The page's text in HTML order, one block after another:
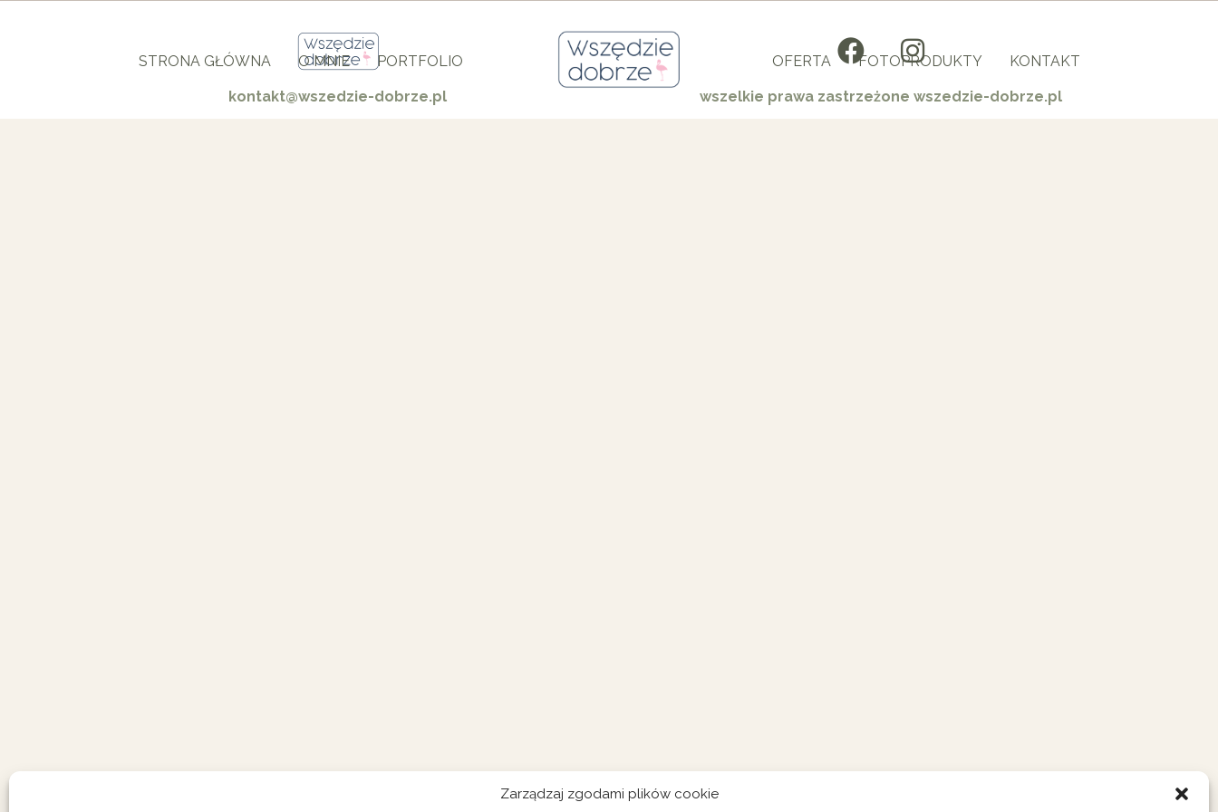
Zarządzaj zgodami plików cookie
STRONA GŁÓWNA O MNIE PORTFOLIO OFERTA FOTOPRODUKTY KONTAKT
kontakt@wszedzie-dobrze.pl wszelkie prawa zastrzeżone wszedzie-dobrze.pl